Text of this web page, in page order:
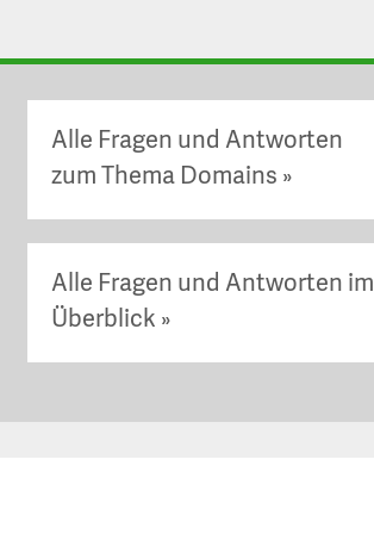
Alle Fragen und Antworten
zum Thema Domains
Alle Fragen und Antworten im
Überblick